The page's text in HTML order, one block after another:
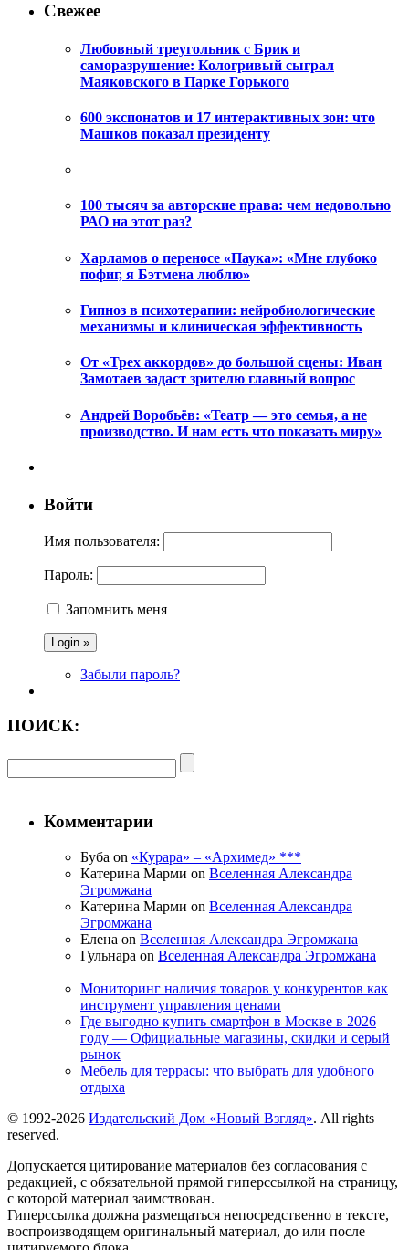
Свежее
Любовный треугольник с Брик и
саморазрушение: Кологривый сыграл
Маяковского в Парке Горького
600 экспонатов и 17 интерактивных зон: что
Машков показал президенту
100 тысяч за авторские права: чем недовольно
РАО на этот раз?
Харламов о переносе «Паука»: «Мне глубоко
пофиг, я Бэтмена люблю»
Гипноз в психотерапии: нейробиологические
механизмы и клиническая эффективность
От «Трех аккордов» до большой сцены: Иван
Замотаев задаст зрителю главный вопрос
Андрей Воробьёв: «Театр — это семья, а не
производство. И нам есть что показать миру»
Войти
Имя пользователя:
Пароль:
Запомнить меня
Забыли пароль?
ПОИСК:
Комментарии
Буба on «Курара» – «Архимед» ***
Катерина Марми on Вселенная Александра
Эгромжана
Катерина Марми on Вселенная Александра
Эгромжана
Елена on Вселенная Александра Эгромжана
Гульнара on Вселенная Александра Эгромжана
Мониторинг наличия товаров у конкурентов как
инструмент управления ценами
Где выгодно купить смартфон в Москве в 2026
году — Официальные магазины, скидки и серый
рынок
Мебель для террасы: что выбрать для удобного
отдыха
© 1992-2026 Издательский Дом «Новый Взгляд». All rights
reserved.
Допускается цитирование материалов без согласования с
редакцией, с обязательной прямой гиперссылкой на страницу,
с которой материал заимствован.
Гиперссылка должна размещаться непосредственно в тексте,
воспроизводящем оригинальный материал, до или после